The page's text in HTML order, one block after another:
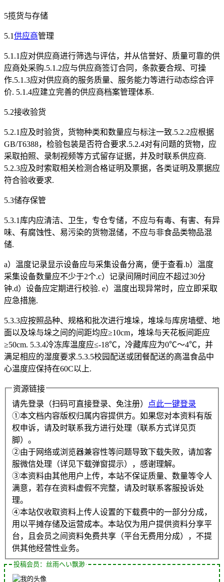
5揽货与存储
5.1供应商管理
5.1.1应对供应商进行筛选与评估，并从信誉好、质量可靠的供
应商处采购.5.1.2应与供应商签订合同，条款要合规、可操
作.5.1.3应对供应商的服务质量、服务能力等进行动态综合评
价. 5.1.4应建立完善的供应商档案管理体系.
5.2接收验货
5.2.1应及时验货，货物种类和数量应与标注一致.5.2.2应根据
GB/T6388，检验包装是否符合要求.5.2.4对有问题的货物，应
采取拍照、录制视频等方式留存证据，并及时联系供应商.
5.2.3应及时索取相关检测合格证明及票据，各类证明及票据应
符合验收要求.
5.3储存保管
5.3.1库内应清洁、卫生，专仓专储，不应与有毒、有害、有异
味、有腐蚀性、易污染的货物混储，不应与非食品类物品混
储.
a）温度记录显示设备应与采集设备分离，便于查看.b）温度
采集设备数量应不少于2个.c）记录间隔时间应不超过30分
钟.d）设备应定期进行校验. e）温度出现异常时，应立即采取
应急措施.
5.3.3应按照品种、规格和批次进行堆垛，堆垛与库房墙壁、地
面以及垛与垛之间的间距均应≥10cm，堆垛与天花板间距应
≥50cm. 5.3.4冷冻库温度应≤-18℃，冷藏库应为0℃～4℃，并
满足相应的湿度要求.5.3.5校园配送或团餐配送的高温食品中
心温度应保持在60C以上.
资源链接
请先登录（扫码可直接登录、免注册）
点此一键登录
①本文档内容版权归属内容提供方。如果您对本资料有版
权申诉，请及时联系我方进行处理（联系方式详见页
脚）。
②由于网络或浏览器兼容性等问题导致下载失败，请加客
服微信处理（详见下载弹窗提示），感谢理解。
③本资料由其他用户上传，本站不保证质量、数量等令人
满意，若存在资料虚假不完整，请及时联系客服投诉处
理。
④本站仅收取资料上传人设置的下载费中的一部分分成，
用以平摊存储及运营成本。本站仅为用户提供资料分享平
台，且会员之间资料免费共享（平台无费用分成），不提
供其他经营性业务。
投稿会员：丝雨へい飘渺